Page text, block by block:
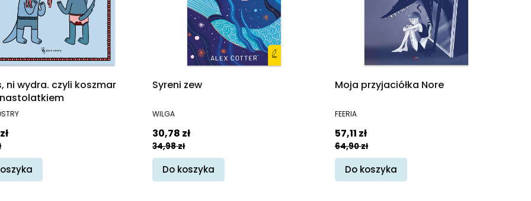
ni wydra. czyli koszmar
Syreni zew
PRODUCENT
WILGA
Cena promocyjna
30,78 zł
34,98 zł
Do koszyka
Moja przyjaciółka Nore
PRODUCENT
FEERIA
Cena promocyjna
57,11 zł
64,90 zł
Do koszyka